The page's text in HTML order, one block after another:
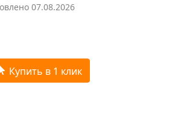
07.08.2026
Купить в 1 клик